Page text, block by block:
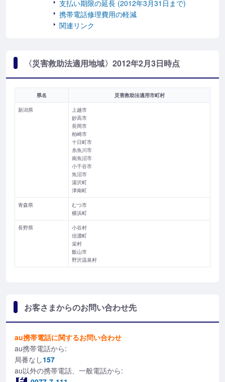
支払い期限の延長 (2012年3月31日まで)
携帯電話修理費用の軽減
関連リンク
〈災害救助法適用地域〉2012年2月3日時点
県名 災害救助法適用市町村
新潟県
上越市
妙高市
長岡市
柏崎市
十日町市
糸魚川市
南魚沼市
小千谷市
魚沼市
湯沢町
津南町
青森県
むつ市
横浜町
長野県
小谷村
信濃町
栄村
飯山市
野沢温泉村
お客さまからのお問い合わせ先
au携帯電話に関するお問い合わせ
au携帯電話から:
局番なし157
au以外の携帯電話、一般電話から: